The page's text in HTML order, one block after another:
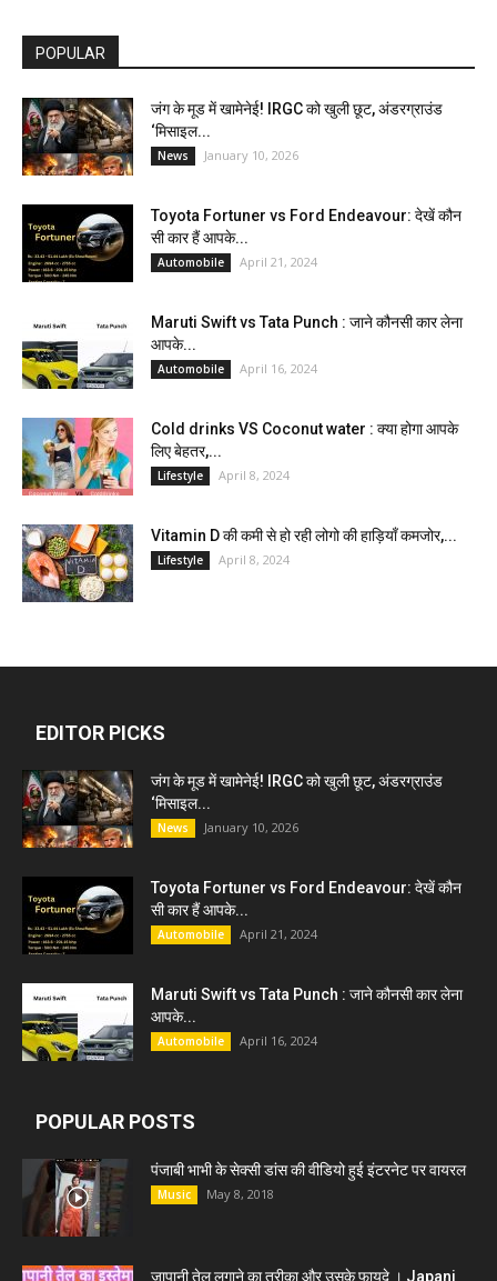
POPULAR
जंग के मूड में खामेनेई! IRGC को खुली छूट, अंडरग्राउंड
‘मिसाइल...
News January 10, 2026
Toyota Fortuner vs Ford Endeavour: देखें कौन
सी कार हैं आपके...
Automobile April 21, 2024
Maruti Swift vs Tata Punch : जाने कौनसी कार लेना
आपके...
Automobile April 16, 2024
Cold drinks VS Coconut water : क्या होगा आपके
लिए बेहतर,...
Lifestyle April 8, 2024
Vitamin D की कमी से हो रही लोगो की हाड़ियाँ कमजोर,...
Lifestyle April 8, 2024
EDITOR PICKS
जंग के मूड में खामेनेई! IRGC को खुली छूट, अंडरग्राउंड
‘मिसाइल...
News January 10, 2026
Toyota Fortuner vs Ford Endeavour: देखें कौन
सी कार हैं आपके...
Automobile April 21, 2024
Maruti Swift vs Tata Punch : जाने कौनसी कार लेना
आपके...
Automobile April 16, 2024
POPULAR POSTS
पंजाबी भाभी के सेक्सी डांस की वीडियो हुई इंटरनेट पर वायरल
Music May 8, 2018
जापानी तेल लगाने का तरीका और उसके फायदे । Japani